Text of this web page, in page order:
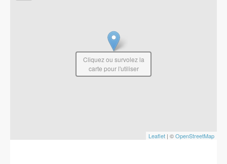
Leaflet | ©OpenStreetMap
Cliquez ou survolez la
carte pour l'utiliser